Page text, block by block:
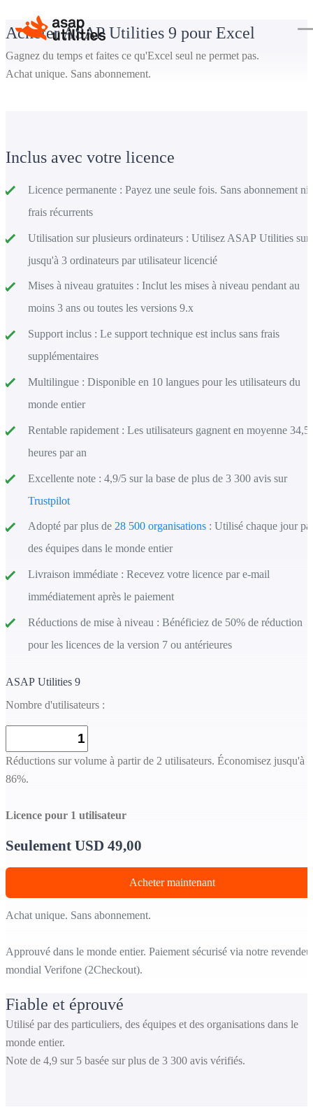
Acheter ASAP Utilities 9 pour Excel
Gagnez du temps et faites ce qu'Excel seul ne permet pas.
Achat unique. Sans abonnement.
Inclus avec votre licence
Licence permanente : Payez une seule fois. Sans abonnement ni
frais récurrents
Utilisation sur plusieurs ordinateurs : Utilisez ASAP Utilities sur
jusqu'à 3 ordinateurs par utilisateur licencié
Mises à niveau gratuites : Inclut les mises à niveau pendant au
moins 3 ans ou toutes les versions 9.x
Support inclus : Le support technique est inclus sans frais
supplémentaires
Multilingue : Disponible en 10 langues pour les utilisateurs du
monde entier
Rentable rapidement : Les utilisateurs gagnent en moyenne 34,5
heures par an
Excellente note : 4,9/5 sur la base de plus de 3 300 avis sur
Trustpilot
Adopté par plus de 28 500 organisations : Utilisé chaque jour
des équipes dans le monde entier
Livraison immédiate : Recevez votre licence par e-mail
immédiatement après le paiement
Réductions de mise à niveau : Bénéficiez de 50% de réduction
pour les licences de la version 7 ou antérieures
ASAP Utilities 9
Nombre d'utilisateurs :
Réductions sur volume à partir de 2 utilisateurs. Économisez jusqu'à
86%.
Licence pour 1 utilisateur
Seulement USD 49,00
Acheter maintenant
Achat unique. Sans abonnement.
Approuvé dans le monde entier. Paiement sécurisé via notre
mondial Verifone (2Checkout).
Fiable et éprouvé
Utilisé par des particuliers, des équipes et des organisations dans le
monde entier.
Note de 4,9 sur 5 basée sur plus de 3 300 avis vérifiés.